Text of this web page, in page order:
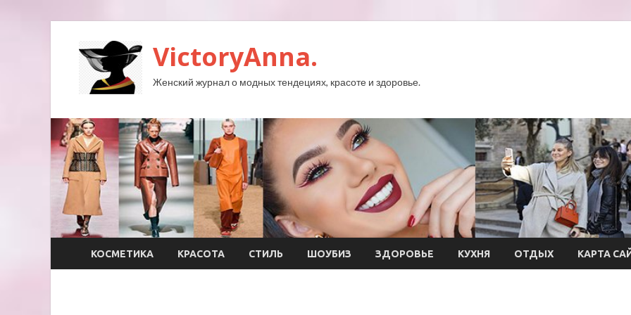
VictoryAnna.
Женский журнал о модных тендециях, красоте и здоровье.
КОСМЕТИКА КРАСОТА СТИЛЬ ШОУБИЗ ЗДОРОВЬЕ КУХНЯ ОТДЫХ КАРТА